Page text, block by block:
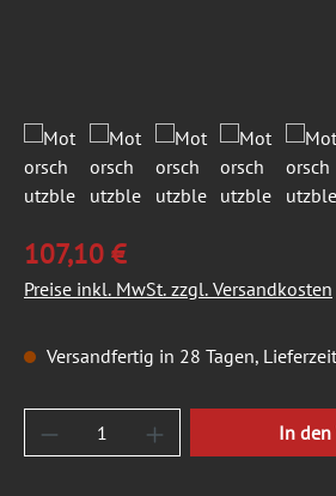
107,10 €
Preise inkl. MwSt. zzgl. Versandkosten
Versandfertig in 28 Tagen,
Produkt Anzahl: Gib den
In den